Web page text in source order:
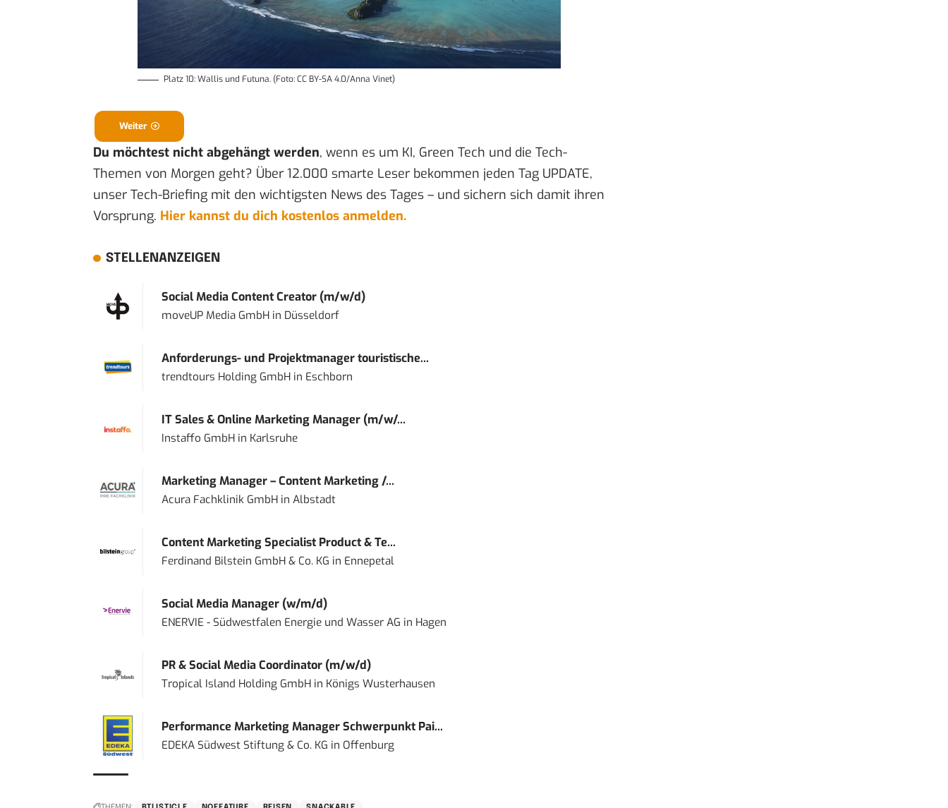
Platz 10: Wallis und Futuna. (Foto: CC BY-SA 4.0/Anna Vinet)
Weiter
Du möchtest nicht abgehängt werden, wenn es um KI, Green Tech und die Tech-
Themen von Morgen geht? Über 12.000 smarte Leser bekommen jeden Tag UPDATE,
unser Tech-Briefing mit den wichtigsten News des Tages – und sichern sich damit ihren
Vorsprung. Hier kannst du dich kostenlos anmelden.
STELLENANZEIGEN
Social Media Content Creator (m/w/d)
moveUP Media GmbHin Düsseldorf
Anforderungs- und Projektmanager touristische...
trendtours Holding GmbHin Eschborn
IT Sales & Online Marketing Manager (m/w/...
Instaffo GmbHin Karlsruhe
Marketing Manager – Content Marketing /...
Acura Fachklinik GmbHin Albstadt
Content Marketing Specialist Product & Te...
Ferdinand Bilstein GmbH & Co. KG in Ennepetal
Social Media Manager (w/m/d)
ENERVIE - Südwestfalen Energie und Wasser AG in Hagen
PR & Social Media Coordinator (m/w/d)
Tropical Island Holding GmbHin Königs Wusterhausen
Performance Marketing Manager Schwerpunkt Pai...
EDEKA Südwest Stiftung & Co. KG in Offenburg